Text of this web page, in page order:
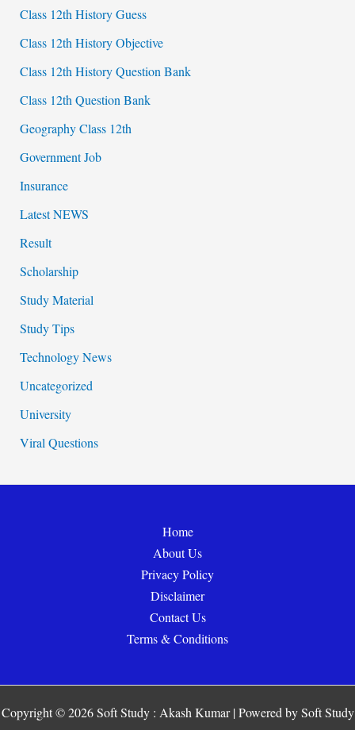
Class 12th History Guess
Class 12th History Objective
Class 12th History Question Bank
Class 12th Question Bank
Geography Class 12th
Government Job
Insurance
Latest NEWS
Result
Scholarship
Study Material
Study Tips
Technology News
Uncategorized
University
Viral Questions
Home
About Us
Privacy Policy
Disclaimer
Contact Us
Terms & Conditions
Copyright © 2026 Soft Study : Akash Kumar | Powered by Soft Study